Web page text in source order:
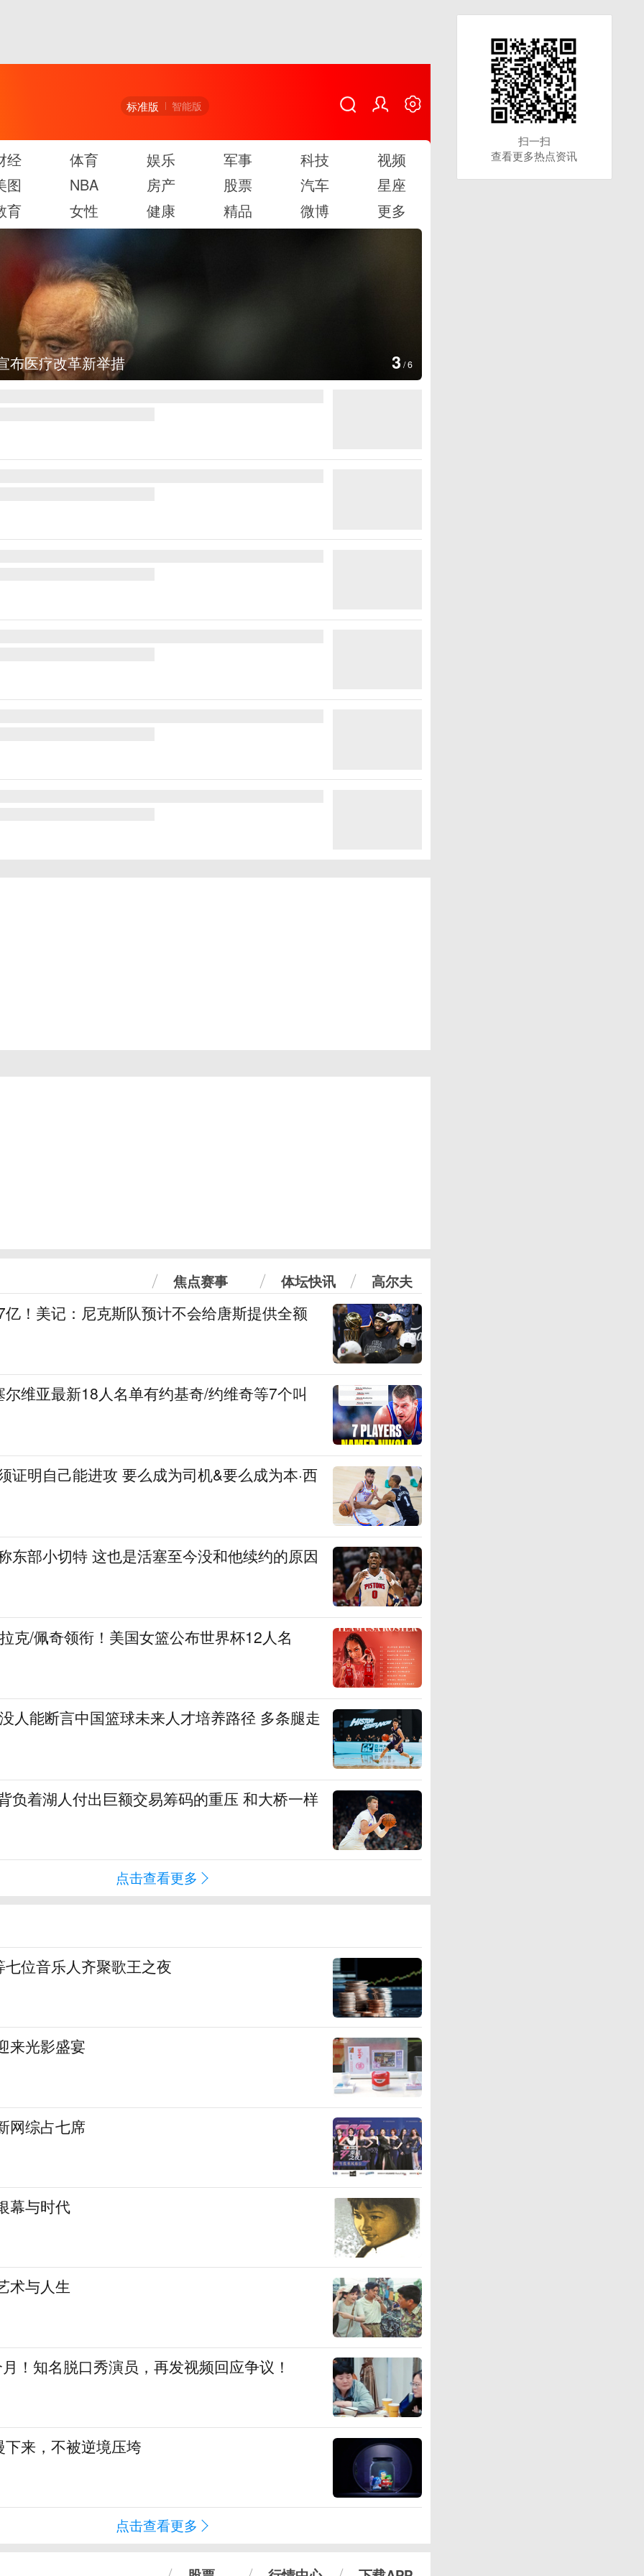
标准版 智能版
经 体育 娱乐 军事 科技
视频
图
NBA 房产 股票 汽车
星座
育
女性 健康 精品 微博 更多
村风光如画 4 /6
焦点赛事 体坛快讯 高尔夫
！美记：尼克斯队预计不会给唐斯提供全额
维亚最新18人名单有约基奇/约维奇等7个叫
证明自己能进攻 要么成为司机&要么成为本·西
东部小切特 这也是活塞至今没和他续约的原因
克/佩奇领衔！美国女篮公布世界杯12人名
人能断言中国篮球未来人才培养路径 多条腿走
负着湖人付出巨额交易筹码的重压 和大桥一样
点击查看更多
位音乐人齐聚歌王之夜
来光影盛宴
网综占七席
幕与时代
术与人生
！知名脱口秀演员，再发视频回应争议！
来，不被逆境压垮
点击查看更多
扫一扫
查看更多热点资讯
扫一扫
查看更多热点资讯